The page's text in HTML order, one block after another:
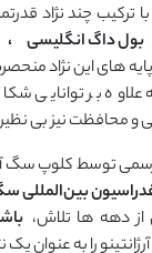
ترکیب چند نژاد
بول‌ داگ انگلیسی ،
‌های این نژاد
بر توانایی
و محافظت نیز بی
بین‌المللی
دهه ‌ها تلاش،